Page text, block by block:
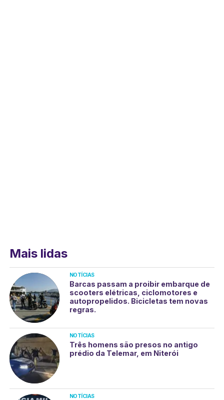
Mais lidas
NOTÍCIAS
Barcas passam a proibir embarque de
scooters elétricas, ciclomotores e
autopropelidos. Bicicletas tem novas
regras.
NOTÍCIAS
Três homens são presos no antigo
prédio da Telemar, em Niterói
NOTÍCIAS